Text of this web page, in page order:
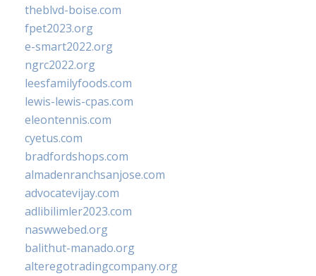
theblvd-boise.com
fpet2023.org
e-smart2022.org
ngrc2022.org
leesfamilyfoods.com
lewis-lewis-cpas.com
eleontennis.com
cyetus.com
bradfordshops.com
almadenranchsanjose.com
advocatevijay.com
adlibilimler2023.com
naswwebed.org
balithut-manado.org
alteregotradingcompany.org